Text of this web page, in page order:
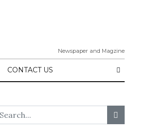
Newspaper and Magzine
CONTACT US